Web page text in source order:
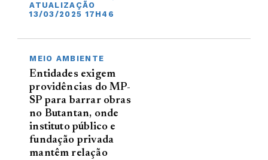
ATUALIZAÇÃO
13/03/2025 17H46
MEIO AMBIENTE
Entidades exigem
providências do MP-
SP para barrar obras
no Butantan, onde
instituto público e
fundação privada
mantêm relação